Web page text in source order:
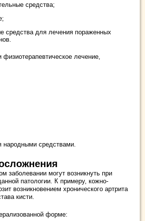
средства;
средства для лечения пораженных
лечение,
народными средствами.
заболевании могут возникнуть при
патологии. К примеру, кожно-
возникновением хронического артрита
кисти.
форме: